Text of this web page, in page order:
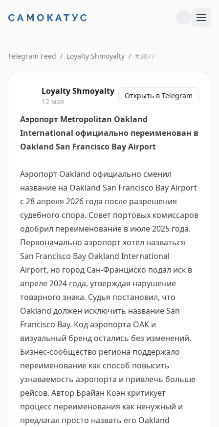
Telegram Feed / Loyalty Shmoyalty / #3877
Loyalty Shmoyalty
12 мая
Открыть в Telegram
Аэропорт Metropolitan Oakland
International официально переименован в
Oakland San Francisco Bay Airport
Аэропорт Oakland официально сменил
название на Oakland San Francisco Bay Airport
с 28 апреля 2026 года после разрешения
судебного спора. Совет портовых комиссаров
одобрил переименование в июле 2025 года.
Первоначально аэропорт хотел назваться
San Francisco Bay Oakland International
Airport, но город Сан-Франциско подал иск в
апреле 2024 года, утверждая нарушение
товарного знака. Судья постановил, что
Oakland должен исключить название San
Francisco Bay. Код аэропорта OAK и
визуальный бренд остались без изменений.
Бизнес-сообщество региона поддержало
переименование как способ повысить
узнаваемость аэропорта и привлечь больше
рейсов. Автор Брайан Коэн критикует
процесс переименования как ненужный и
предлагал просто назвать его Oakland